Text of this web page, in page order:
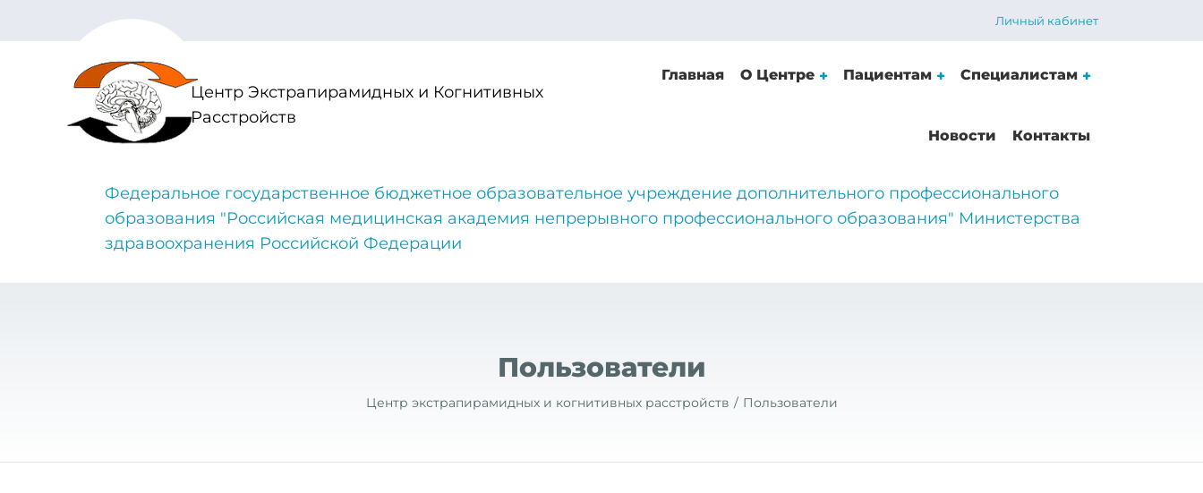
Личный кабинет
Центр Экстрапирамидных и Когнитивных
Расстройств
Главная О Центре Пациентам Специалистам
Новости Контакты
Федеральное государственное бюджетное образовательное учреждение дополнительного профессионального
образования "Российская медицинская академия непрерывного профессионального образования" Министерства
здравоохранения Российской Федерации
Пользователи
Центр экстрапирамидных и когнитивных расстройств Пользователи